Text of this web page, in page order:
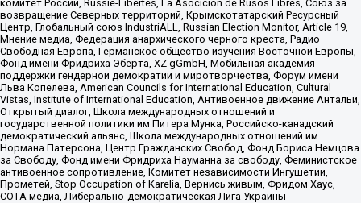
комитет России, Russie-Libertes, La Asocicion de Rusos Libres, Союз за
возвращение Северных территорий, Крымскотатарский Ресурсный
Центр, Глобальный союз IndustriALL, Russian Election Monitor, Article 19,
Мнение медиа, Федерация анархического черного креста, Радио
Свободная Европа, Германское общество изучения Восточной Европы,
Фонд имени Фридриха Эберта, XZ gGmbH, Мобильная академия
поддержки гендерной демократии и миротворчества, Форум имени
Льва Копелева, American Councils for International Education, Cultural
Vistas, Institute of International Education, Антивоенное движение Антальи,
Открытый диалог, Школа международных отношений и
государственной политики им Питера Мунка, Российско-канадский
демократический альянс, Школа международных отношений им
Нормана Патерсона, Центр Гражданских Свобод, Фонд Бориса Немцова
за Свободу, Фонд имени Фридриха Науманна за свободу, Феминистское
антивоенное сопротивление, Комитет независимости Ингушетии,
Прометей, Stop Occupation of Karelia, Вернись живым, Фридом Хаус,
СОТА медиа, Либерально-демократическая Лига Украины